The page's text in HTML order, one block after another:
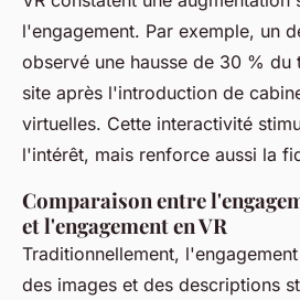
l'engagement. Par exemple, un
observé une hausse de 30 % du
site après l'introduction de
virtuelles. Cette interactivité
l'intérêt, mais renforce aussi la
Comparaison entre
et l'engagement en VR
Traditionnellement,
des images et des descriptions